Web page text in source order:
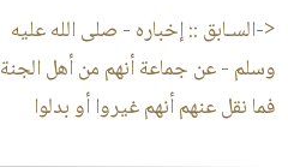
<-السـابق ::إخباره - صلى الله عليه
وسلم - عن جماعة أنهم من أهل الجنة
فما نقل عنهم أنهم غيروا أو بدلوا